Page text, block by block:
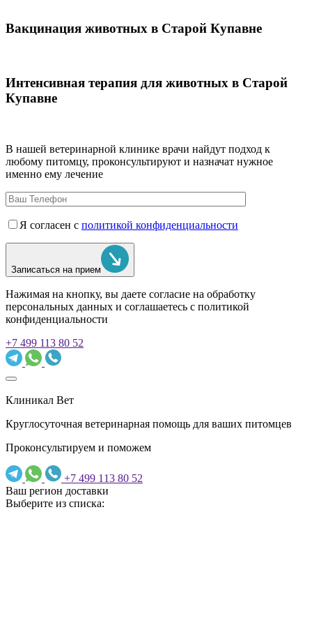
Вакцинация животных в Старой Купавне
Интенсивная терапия для животных в Старой
Купавне
В нашей ветеринарной клинике врачи найдут подход к
любому питомцу, проконсультируют и назначат нужное
именно ему лечение
Я согласен с политикой конфиденциальности
Записаться на прием
Нажимая на кнопку, вы даете согласие на обработку
персональных данных и соглашаетесь c политикой
конфиденциальности
+7 499 113 80 52
Клиникал Вет
Круглосуточная ветеринарная помощь для ваших питомцев
Проконсультируем и поможем
+7 499 113 80 52
Ваш регион доставки
Выберите из списка: